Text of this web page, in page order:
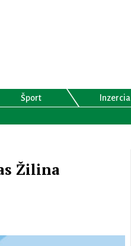
Šport Inzercia
Žilina